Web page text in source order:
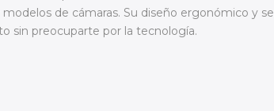
de cámaras. Su diseño ergonómico y
sin preocuparte por la tecnología.